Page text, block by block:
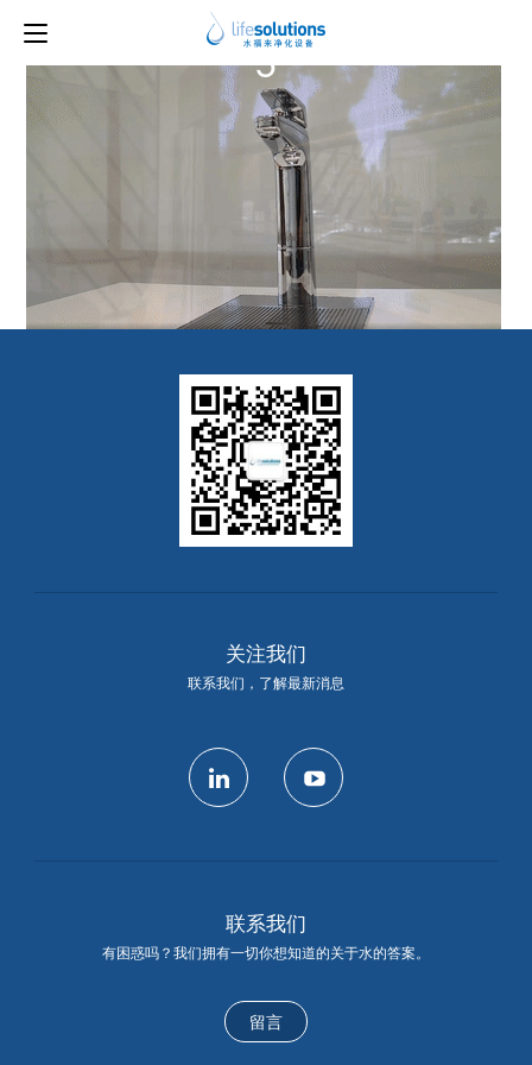
上一图片
5
关注我们
联系我们，了解最新消息
联系我们
有困惑吗？我们拥有一切你想知道的关于水的答案。
留言